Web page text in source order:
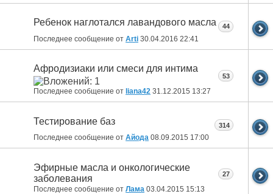
Ребенок наглотался лавандового масла
Последнее сообщение от Arti 30.04.2016 22:41
44
Афродизиаки или смеси для интима
Последнее сообщение от liana42 31.12.2015 13:27
53
Тестирование баз
Последнее сообщение от Айода 08.09.2015 17:00
314
Эфирные масла и онкологические
заболевания
Последнее сообщение от Лама 03.04.2015 15:13
27